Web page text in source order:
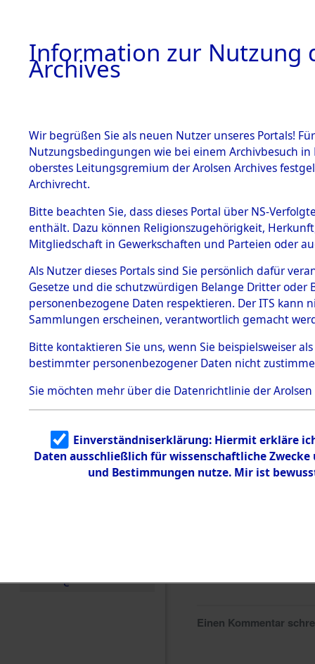
BESTÄNDE
1.
mente
5. Verschiedenes
5.3
Todesmärsche
5.3.1 Alliierte
Erhebungen
zu
Todesmärsch
en
5.3.2
Identifizierun
g
5.3.3
Todesmärsch
e
die
0138
Einen Kommentar
Information zur Nutzung
Archives
Wir begrüßen Sie als neuen Nutzer unseres Portals!
Nutzungsbedingungen wie bei einem Archivbesuch
oberstes Leitungsgremium der Arolsen Archives
Archivrecht.
Bitte beachten Sie, dass dieses Portal über NS-
enthält. Dazu können Religionszugehörigkeit,
Mitgliedschaft in Gewerkschaften und Parteien oder
Als Nutzer dieses Portals sind Sie persönlich dafür
Gesetze und die schutzwürdigen Belange Dritter
personenbezogene Daten respektieren. Der ITS
Sammlungen erscheinen, verantwortlich gemacht
Bitte kontaktieren Sie uns, wenn Sie beispielsweiser
bestimmter personenbezogener Daten nicht
Sie möchten mehr über die Datenrichtlinie der Arolsen
Einverständniserklärung: Hiermit erkläre
Daten ausschließlich für wissenschaftliche
und Bestimmungen nutze. Mir ist